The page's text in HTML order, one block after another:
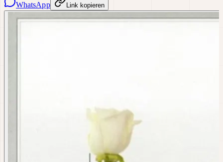
WhatsApp Link kopieren